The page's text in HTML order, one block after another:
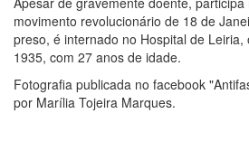
movimento revolucionário de 18 de
preso, é internado no Hospital de
1935, com 27 anos de idade.
Fotografia publicada no facebook
por Marília Tojeira Marques.